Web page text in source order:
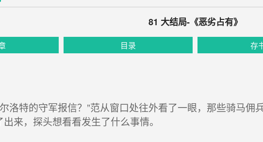
81 大结局-《恶劣占有》
目录 存
洛特的守军报信？”范从窗口处往外看了一眼，那些骑马佣
来，探头想看看发生了什么事情。